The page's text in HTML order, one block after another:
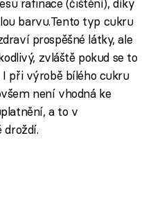
barvu.Tento typ cukru
prospěšné látky, ale
zvláště pokud se to
při výrobě bílého cukru
není vhodná ke
a to v